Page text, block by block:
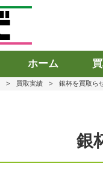
ホーム
> 買取実績 > 銀杯を買取ら
銀